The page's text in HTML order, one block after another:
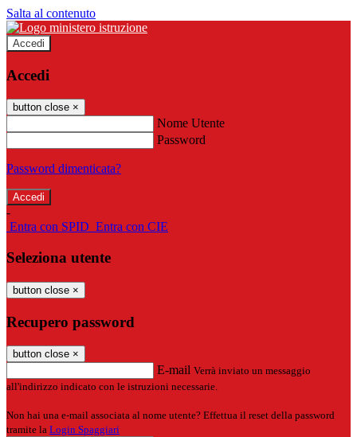
Salta al contenuto
Accedi
Accedi
button close ×
Nome Utente
Password
Password dimenticata?
-
Entra con SPID Entra con CIE
Seleziona utente
button close ×
Recupero password
button close ×
E-mail Verrà inviato un messaggio
all'indirizzo indicato con le istruzioni necessarie.
Non hai una e-mail associata al nome utente? Effettua il reset della password
tramite la Login Spaggiari